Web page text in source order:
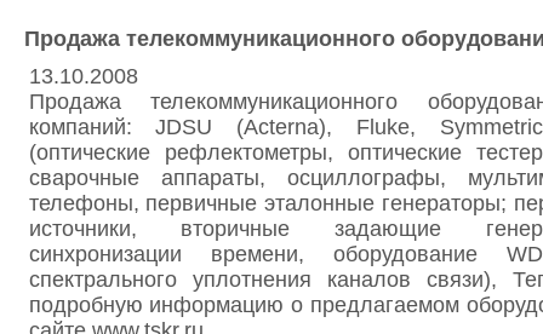
Продажа телекоммуникационного
13.10.2008
Продажа телекоммуникационного
компаний: JDSU (Acterna), Fluke,
(оптические рефлектометры, оптические
сварочные аппараты, осциллографы,
телефоны, первичные эталонные генераторы;
источники, вторичные задающие
синхронизации времени, оборудование
спектрального уплотнения каналов связи),
подробную информацию о предлагаемом